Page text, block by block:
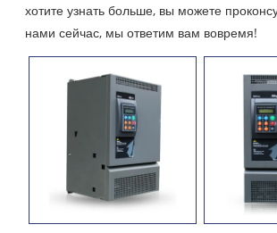
хотите узнать больше, вы можете
нами сейчас, мы ответим вам вовремя!